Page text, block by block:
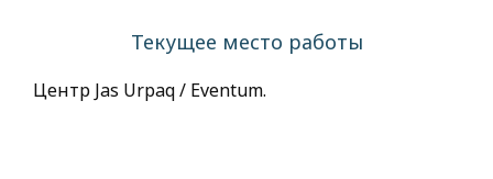
Текущее место работы
Центр Jas Urpaq / Eventum.